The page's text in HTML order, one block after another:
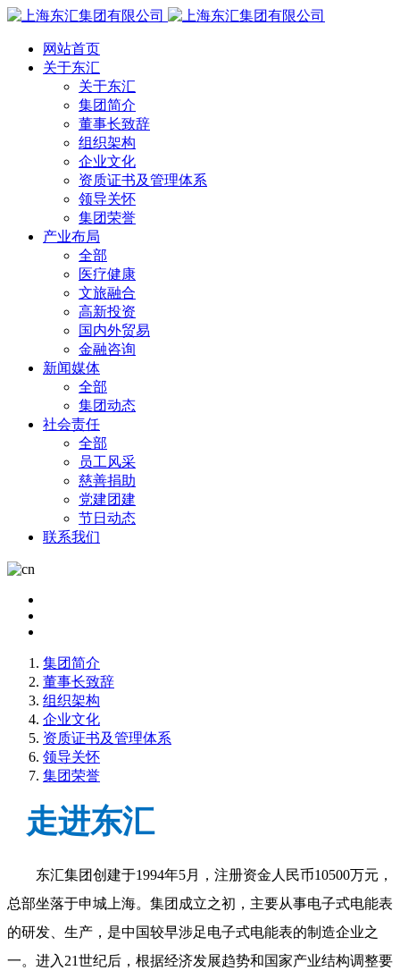
网站首页
关于东汇
关于东汇
集团简介
董事长致辞
组织架构
企业文化
资质证书及管理体系
领导关怀
集团荣誉
产业布局
全部
医疗健康
文旅融合
高新投资
国内外贸易
金融咨询
新闻媒体
全部
集团动态
社会责任
全部
员工风采
慈善捐助
党建团建
节日动态
联系我们
集团简介
董事长致辞
组织架构
企业文化
资质证书及管理体系
领导关怀
集团荣誉
走进东汇
东汇集团创建于1994年5月，注册资金人民币10500万元，
总部坐落于申城上海。集团成立之初，主要从事电子式电能表
的研发、生产，是中国较早涉足电子式电能表的制造企业之
一。进入21世纪后，根据经济发展趋势和国家产业结构调整要